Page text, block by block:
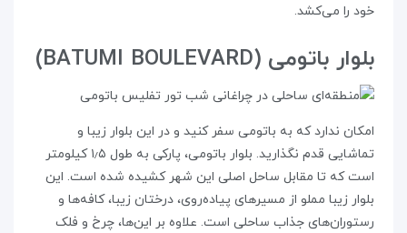
خود را می‌کشد.
بلوار باتومی (BATUMI BOULEVARD)
امکان ندارد که به باتومی سفر کنید و در این بلوار زیبا و
تماشایی قدم نگذارید. بلوار باتومی، پارکی به طول ۱٫۵ کیلومتر
است که تا مقابل ساحل اصلی این شهر کشیده شده است. این
بلوار زیبا مملو از مسیرهای پیاده‌روی، درختان زیبا، کافه‌ها و
رستوران‌های جذاب ساحلی است. علاوه بر این‌ها، چرخ و فلک